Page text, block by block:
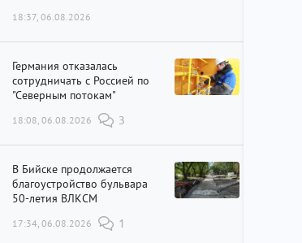
18:37, 06.08.2026
Германия отказалась
сотрудничать с Россией по
"Северным потокам"
18:08, 06.08.2026 3
В Бийске продолжается
благоустройство бульвара
50-летия ВЛКСМ
17:34, 06.08.2026 1